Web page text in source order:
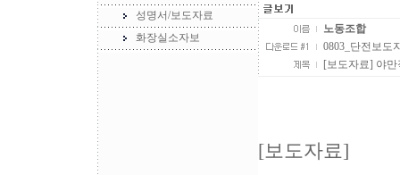
성명서/보도자료
화장실소자보
노동조합
0803_단전보도
[보도자료] 야
[보도자료]